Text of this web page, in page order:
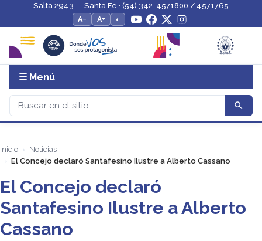
Salta 2943 — Santa Fe · (54) 342-4571800 / 4571765
A−
A+ ◐
☰ Menú
Inicio
Noticias
El Concejo declaró Santafesino Ilustre a Alberto Cassano
El Concejo declaró
Santafesino Ilustre a Alberto
Cassano